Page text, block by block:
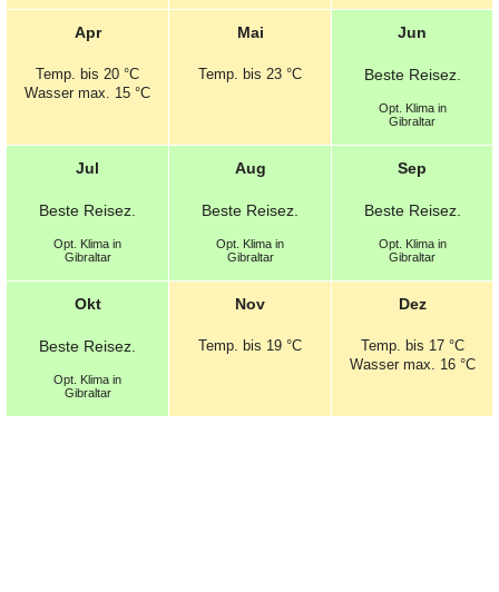
Apr
Temp. bis 20 °C
Wasser max. 15 °C
Mai
Temp. bis 23 °C
Jun
Beste Reisez.
Opt.
Klima in
Gibraltar
Jul
Beste Reisez.
Opt.
Klima in
Gibraltar
Aug
Beste Reisez.
Opt.
Klima in
Gibraltar
Sep
Beste Reisez.
Opt.
Klima in
Gibraltar
Okt
Beste Reisez.
Opt.
Klima in
Gibraltar
Nov
Temp. bis 19 °C
Dez
Temp. bis 17 °C
Wasser max. 16 °C